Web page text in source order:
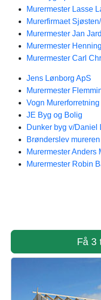
Murermester Lasse
Murerfirmaet
Murermester Jan
Murermester
Murermester Carl
Jens Lønborg ApS
Murermester
Vogn Murerforretning
JE Byg og Bolig
Dunker byg v/Daniel
Brønderslev mureren
Murermester Anders
Murermester Robin
Få 3